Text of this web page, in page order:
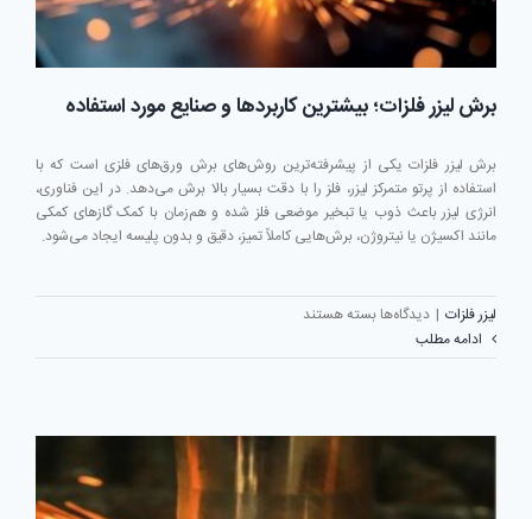
برش لیزر فلزات؛ بیشترین کاربردها و صنایع مورد استفاده
برش لیزر فلزات یکی از پیشرفته‌ترین روش‌های برش ورق‌های فلزی است که با
استفاده از پرتو متمرکز لیزر، فلز را با دقت بسیار بالا برش می‌دهد. در این فناوری،
انرژی لیزر باعث ذوب یا تبخیر موضعی فلز شده و هم‌زمان با کمک گازهای کمکی
مانند اکسیژن یا نیتروژن، برش‌هایی کاملاً تمیز، دقیق و بدون پلیسه ایجاد می‌شود.
لیزر فلزات | دیدگاه‌ها برای
لیزر
کاربردها
مورد
بسته هستند
ادامه مطلب